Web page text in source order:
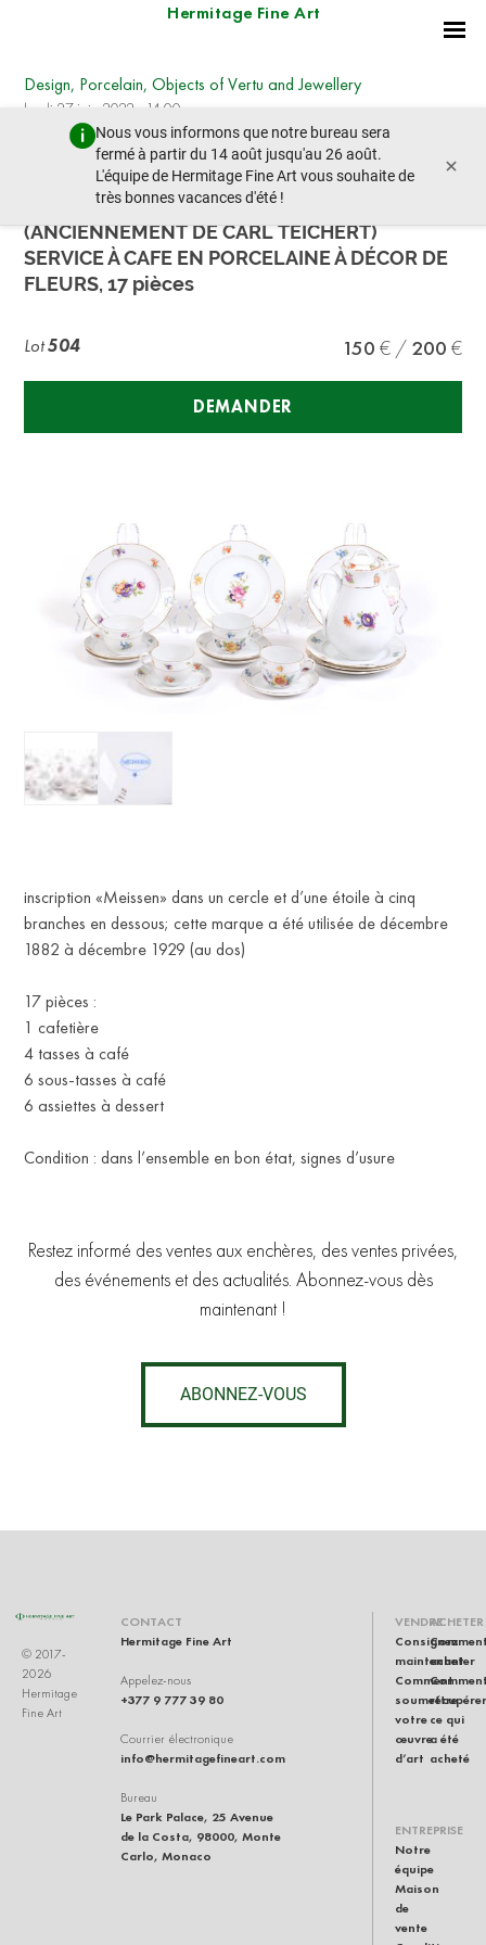
Hermitage Fine Art
Nous vous informons que notre bureau sera
fermé à partir du 14 août jusqu'au 26 août.
L'équipe de Hermitage Fine Art vous souhaite de
très bonnes vacances d'été !
×
Design, Porcelain, Objects of Vertu and Jewellery
lundi 27 juin 2022 - 14:00
lot précédent lot suivant
MANUFACTURE DE PORCELAINE DE MEISSEN
(ANCIENNEMENT DE CARL TEICHERT)
SERVICE À CAFE EN PORCELAINE À DÉCOR DE
FLEURS, 17 pièces
Lot504 150 200
DEMANDER
inscription «Meissen» dans un cercle et d’une étoile à cinq
branches en dessous; cette marque a été utilisée de décembre
1882 à décembre 1929 (au dos)
17 pièces :
1 cafetière
4 tasses à café
6 sous-tasses à café
6 assiettes à dessert
Condition : dans l’ensemble en bon état, signes d’usure
Restez informé des ventes aux enchères, des ventes privées,
des événements et des actualités. Abonnez-vous dès
maintenant !
ABONNEZ-VOUS
© 2017-
2026
Hermitage
Fine Art
CONTACT
Hermitage Fine Art
Appelez-nous
+377 9 777 39 80
Courrier électronique
info@hermitagefineart.com
Bureau
Le Park Palace, 25 Avenue
de la Costa, 98000, Monte
Carlo, Monaco
VENDRE
Consignez
maintenant
Comment
soumettre
votre
œuvre
d’art
ACHETER
acheter
récupérer
ce qui
a été
acheté
ENTREPRISE
Notre
équipe
Maison
de
vente